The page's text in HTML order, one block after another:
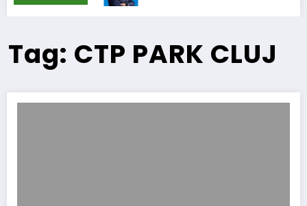
Tag: CTP PARK CLUJ